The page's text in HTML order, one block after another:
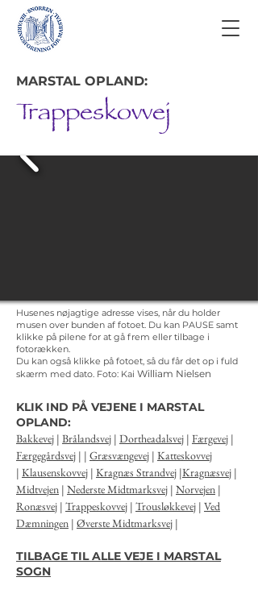
MARSTAL OPLAND:
Trappeskovvej
Husenes nøjagtige adresse vises, når du holder
musen over bunden af fotoet. Du kan PAUSE samt
klikke på pilene for at gå frem eller tilbage i
fotorækken.
Du kan også klikke på fotoet, så du får det op i fuld
skærm med dato. Foto: Kai William Nielsen
KLIK IND PÅ VEJENE I MARSTAL
OPLAND:
Bakkevej | Brålandsvej | Dortheadalsvej | Færgevej |
Færgegårdsvej | | Græsvængevej | Katteskovvej
| Klausenskovvej | Kragnæs Strandvej |Kragnæsvej |
Midtvejen | Nederste Midtmarksvej | Norvejen |
Ronæsvej | Trappeskovvej | Trousløkkevej | Ved
Dæmningen | Øverste Midtmarksvej |
TILBAGE TIL ALLE VEJE I MARSTAL
SOGN